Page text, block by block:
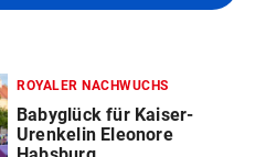
ROYALER NACHWUCHS
Babyglück für Kaiser-
Urenkelin Eleonore